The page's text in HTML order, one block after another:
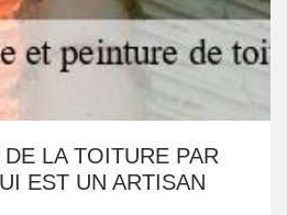
LA TOITURE PAR
EST UN ARTISAN